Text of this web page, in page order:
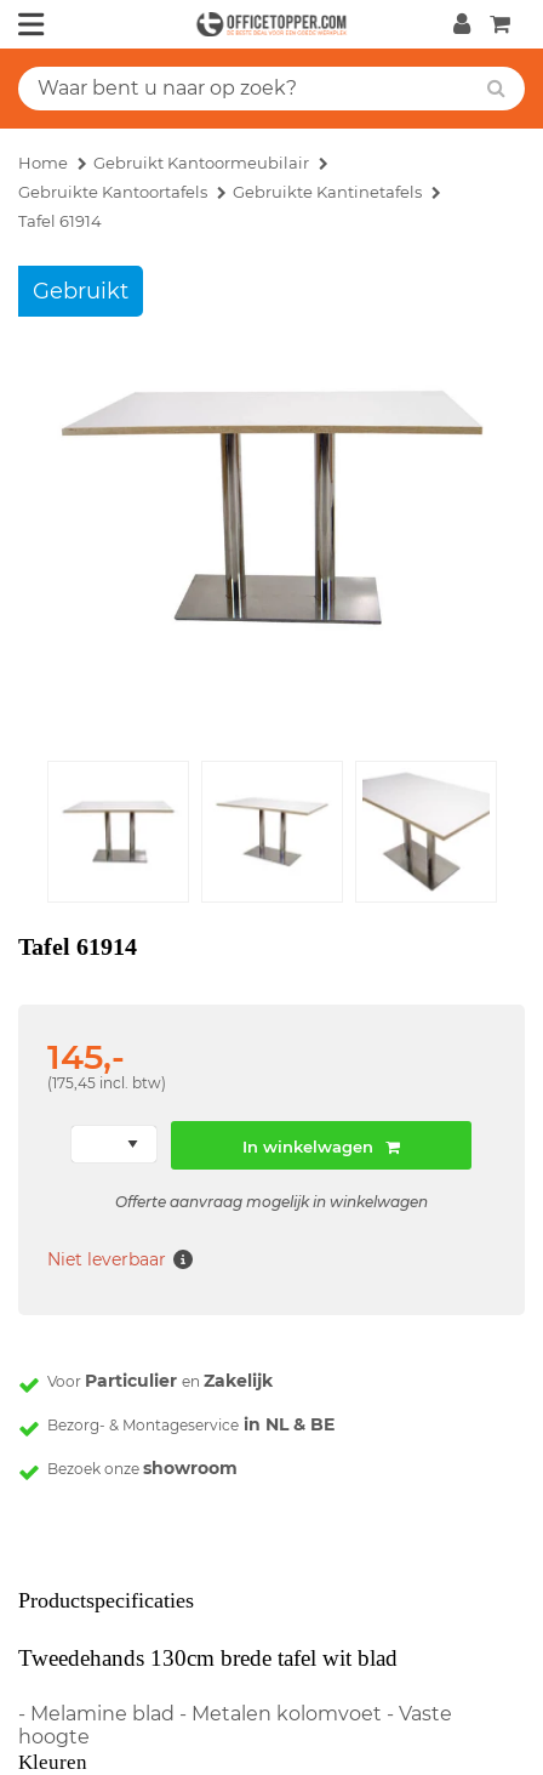
Home
Gebruikt Kantoormeubilair
Gebruikte Kantoortafels
Gebruikte Kantinetafels
Tafel 61914
Gebruikt
Tafel 61914
145,-
(175,45 incl. btw)
In winkelwagen
Offerte aanvraag mogelijk in winkelwagen
Niet leverbaar
Voor Particulier en Zakelijk
Bezorg- & Montageservice in NL & BE
Bezoek onze showroom
Productspecificaties
Tweedehands 130cm brede tafel wit blad
- Melamine blad - Metalen kolomvoet - Vaste
hoogte
Kleuren